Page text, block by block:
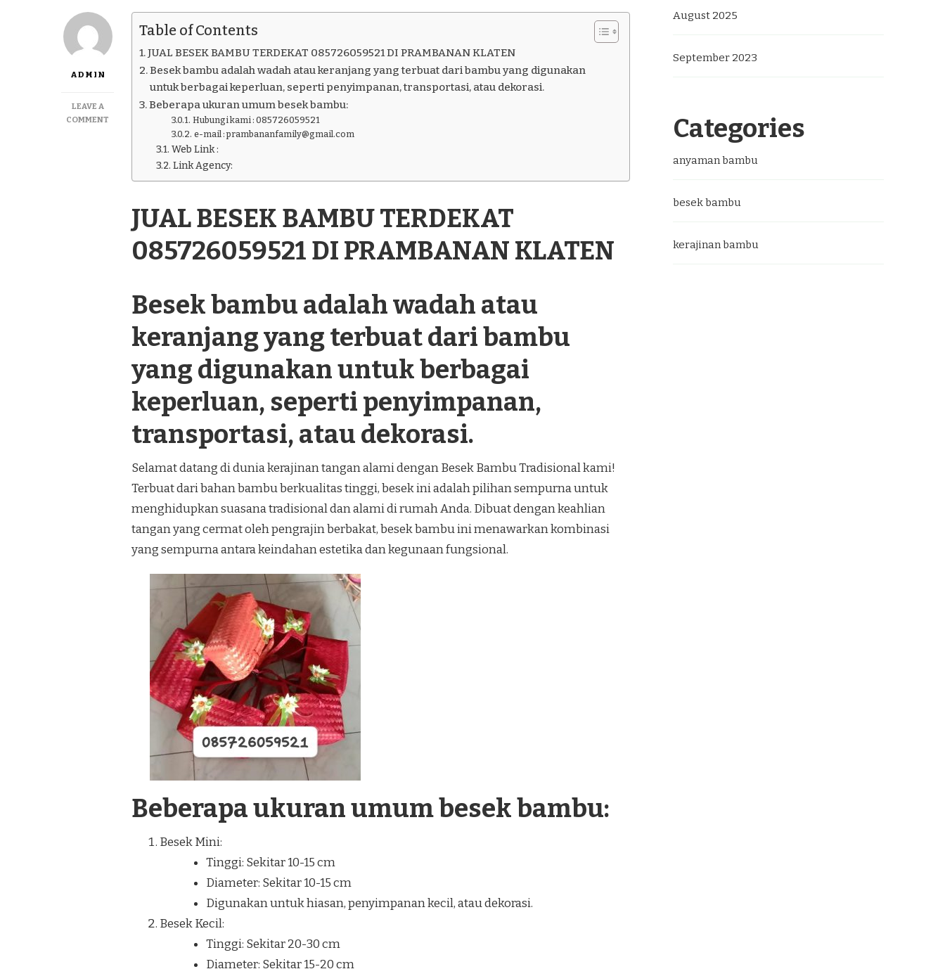
ADMIN
LEAVE A
COMMENT
PRAMBANAN
KLATEN
Table of Contents
JUAL BESEK BAMBU TERDEKAT 085726059521 DI PRAMBANAN KLATEN
Besek bambu adalah wadah atau keranjang yang terbuat dari bambu yang digunakan
untuk berbagai keperluan, seperti penyimpanan, transportasi, atau dekorasi.
Beberapa ukuran umum besek bambu:
Hubungi kami : 085726059521
e-mail : prambananfamily@gmail.com
Web Link :
Link Agency:
JUAL BESEK BAMBU TERDEKAT
085726059521 DI PRAMBANAN KLATEN
Besek bambu adalah wadah atau
keranjang yang terbuat dari bambu
yang digunakan untuk berbagai
keperluan, seperti penyimpanan,
transportasi, atau dekorasi.
Selamat datang di dunia kerajinan tangan alami dengan Besek Bambu Tradisional kami!
Terbuat dari bahan bambu berkualitas tinggi, besek ini adalah pilihan sempurna untuk
menghidupkan suasana tradisional dan alami di rumah Anda. Dibuat dengan keahlian
tangan yang cermat oleh pengrajin berbakat, besek bambu ini menawarkan kombinasi
yang sempurna antara keindahan estetika dan kegunaan fungsional.
Beberapa ukuran umum besek bambu:
Besek Mini:
Tinggi: Sekitar 10-15 cm
Diameter: Sekitar 10-15 cm
Digunakan untuk hiasan, penyimpanan kecil, atau dekorasi.
Besek Kecil:
Tinggi: Sekitar 20-30 cm
Diameter: Sekitar 15-20 cm
August 2025
September 2023
Categories
anyaman bambu
besek bambu
kerajinan bambu